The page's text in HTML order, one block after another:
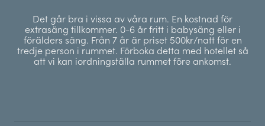
Det går bra i vissa av våra rum. En kostnad för
extrasäng tillkommer. 0-6 år fritt i babysäng eller i
förälders säng. Från 7 år är priset 500kr/natt för en
tredje person i rummet. Förboka detta med hotellet så
att vi kan iordningställa rummet före ankomst.